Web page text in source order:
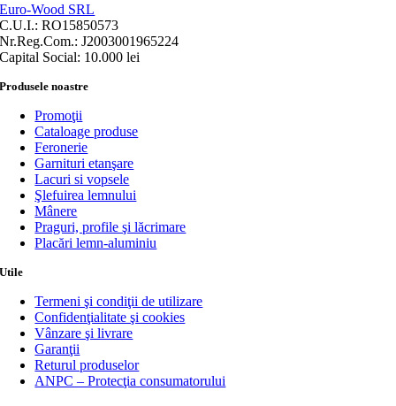
Euro-Wood SRL
C.U.I.: RO15850573
Nr.Reg.Com.: J2003001965224
Capital Social: 10.000 lei
Produsele noastre
Promoţii
Cataloage produse
Feronerie
Garnituri etanşare
Lacuri si vopsele
Şlefuirea lemnului
Mânere
Praguri, profile şi lăcrimare
Placări lemn-aluminiu
Utile
Termeni şi condiţii de utilizare
Confidenţialitate şi cookies
Vânzare şi livrare
Garanţii
Returul produselor
ANPC – Protecţia consumatorului